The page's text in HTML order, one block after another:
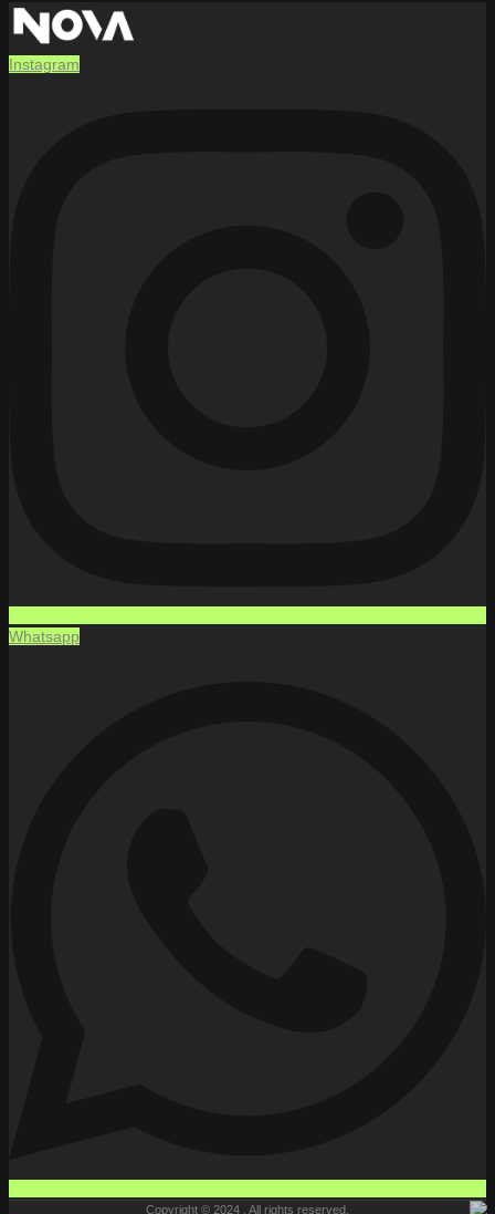
Instagram
Whatsapp
Copyright © 2024 , All rights reserved.